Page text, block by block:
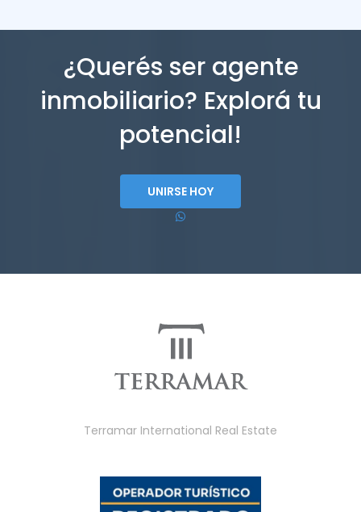
¿Querés ser agente
inmobiliario? Explorá tu
potencial!
UNIRSE HOY
Terramar International Real Estate